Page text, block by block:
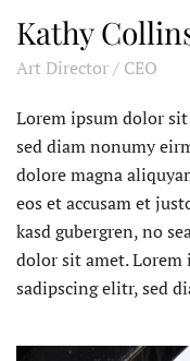
Kathy
Art Director / CEO
Lorem ipsum dolor
sed diam nonumy
dolore magna
eos et accusam et
kasd gubergren, no
dolor sit amet.
sadipscing elitr, sed